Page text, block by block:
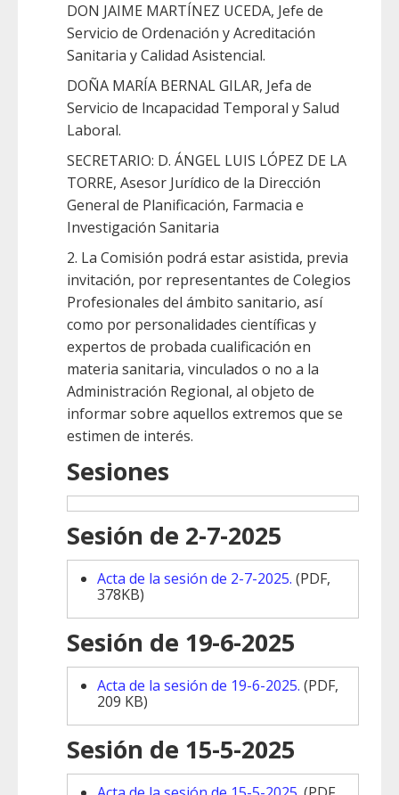
DON JAIME MARTÍNEZ UCEDA, Jefe de
Servicio de Ordenación y Acreditación
Sanitaria y Calidad Asistencial.
DOÑA MARÍA BERNAL GILAR, Jefa de
Servicio de lncapacidad Temporal y Salud
Laboral.
SECRETARIO: D. ÁNGEL LUIS LÓPEZ DE LA
TORRE, Asesor Jurídico de la Dirección
General de Planificación, Farmacia e
Investigación Sanitaria
2. La Comisión podrá estar asistida, previa
invitación, por representantes de Colegios
Profesionales del ámbito sanitario, así
como por personalidades científicas y
expertos de probada cualificación en
materia sanitaria, vinculados o no a la
Administración Regional, al objeto de
informar sobre aquellos extremos que se
estimen de interés.
Sesiones
Sesión de 2-7-2025
Acta de la sesión de 2-7-2025. (PDF,
378KB)
Sesión de 19-6-2025
Acta de la sesión de 19-6-2025. (PDF,
209 KB)
Sesión de 15-5-2025